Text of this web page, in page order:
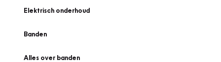
Elektrisch onderhoud
Banden
Alles over banden